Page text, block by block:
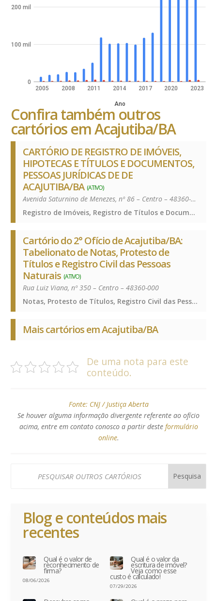
2005 2008 2011 2014 2017 2020 2023
Ano
0
100 mil
200 mil
Confira também outros
cartórios em Acajutiba/BA
CARTÓRIO DE REGISTRO DE IMÓVEIS,
HIPOTECAS E TÍTULOS E DOCUMENTOS,
PESSOAS JURÍDICAS DE DE
ACAJUTIBA/BA (ATIVO)
Avenida Saturnino de Menezes, nº 86 – Centro – 48360-000
Registro de Imóveis, Registro de Títulos e Documentos e Civis das Pessoas Jurídicas, Registro de Imóveis, Registro de Títulos e Documentos e Civis das Pessoas Jurídicas, Registro de Imóveis, Registro de Títulos e Documentos e Civis das Pessoas Jurídicas, Registro de Imóveis, Registro de Títulos e Documentos e Civis das Pessoas Jurídicas
Cartório do 2° Ofício de Acajutiba/BA:
Tabelionato de Notas, Protesto de
Títulos e Registro Civil das Pessoas
Naturais (ATIVO)
Rua Luiz Viana, nº 350 – Centro – 48360-000
Notas, Protesto de Títulos, Registro Civil das Pessoas Naturais e de Interdições e Tutelas, Notas, Protesto de Títulos, Registro Civil das Pessoas Naturais e de Interdições e Tutelas, Notas, Protesto de Títulos, Registro Civil das Pessoas Naturais e de Interdições e Tutelas, Notas, Protesto de Títulos, Registro Civil das Pessoas Naturais e de Interdições e Tutelas
Mais cartórios em Acajutiba/BA
De uma nota para este
conteúdo.
Fonte: CNJ / Justiça Aberta
Se houver alguma informação divergente referente ao ofício
acima, entre em contato conosco a partir deste formulário
online.
Blog e conteúdos mais
recentes
Qual é o valor de
reconhecimento de
firma?
08/06/2026
Qual é o valor da
escritura de imóvel?
Veja como esse
custo é calculado!
07/29/2026